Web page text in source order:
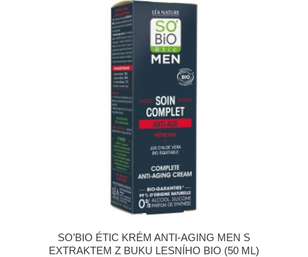
SO’BIO ÉTIC KRÉM ANTI-AGING MEN S
EXTRAKTEM Z BUKU LESNÍHO BIO (50 ML)